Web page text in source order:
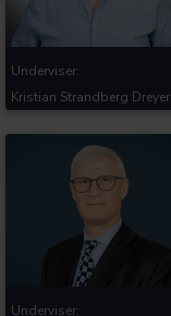
Underviser:
Kristian Strandberg Dreyer
Underviser: